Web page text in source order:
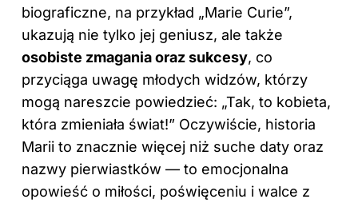
biograficzne, na przykład „Marie Curie”,
ukazują nie tylko jej geniusz, ale także
osobiste zmagania oraz sukcesy, co
przyciąga uwagę młodych widzów, którzy
mogą nareszcie powiedzieć: „Tak, to kobieta,
która zmieniała świat!” Oczywiście, historia
Marii to znacznie więcej niż suche daty oraz
nazwy pierwiastków — to emocjonalna
opowieść o miłości, poświęceniu i walce z